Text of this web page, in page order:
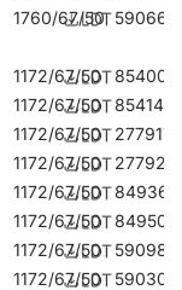
1760/67/50 590665
1172/67/50
854002
1172/67/50
854149
1172/67/50
277917
1172/67/50
277924
1172/67/50
849367
1172/67/50
849503
1172/67/50
590986
1172/67/50 590306